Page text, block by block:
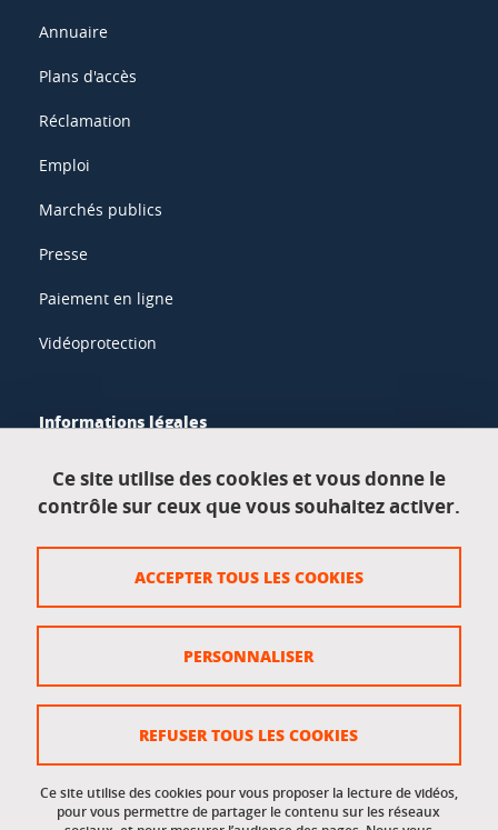
Annuaire
Plans d'accès
Réclamation
Emploi
Marchés publics
Presse
Paiement en ligne
Vidéoprotection
Informations légales
Données personnelles
Crédits
Gestion des cookies
Accessibilité : non conforme
Accès réservés
Ce site utilise des cookies et vous donne le
contrôle sur ceux que vous souhaitez activer.
Ce site utilise des cookies pour vous proposer la lecture de vidéos,
pour vous permettre de partager le contenu sur les réseaux
ACCEPTER TOUS LES COOKIES
REFUSER TOUS LES COOKIES
PERSONNALISER